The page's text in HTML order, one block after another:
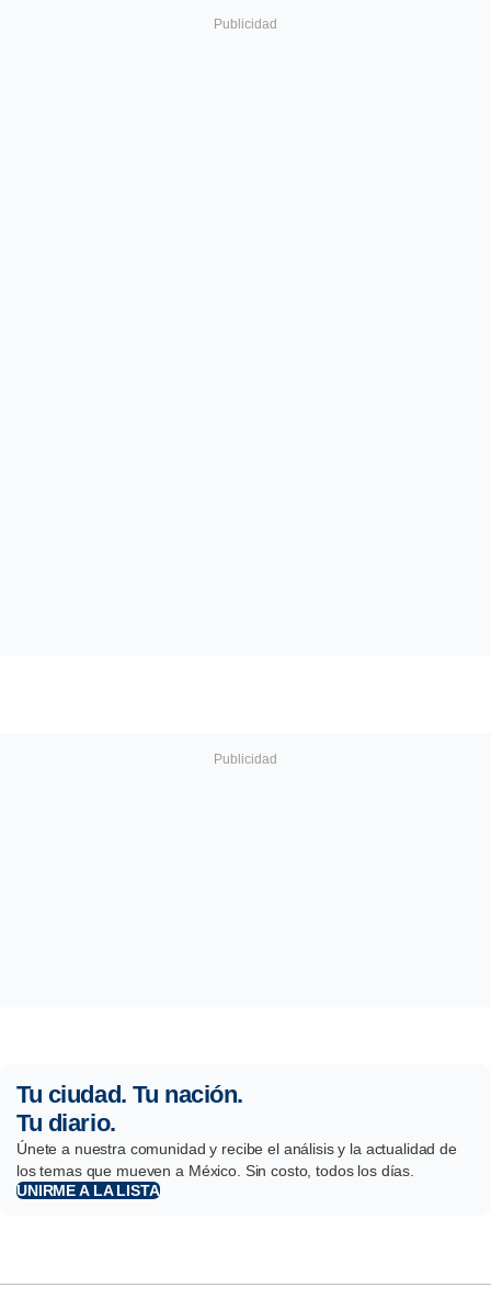
Tu ciudad. Tu nación.
Tu diario.
Únete a nuestra comunidad y recibe el análisis y la actualidad de
los temas que mueven a México. Sin costo, todos los días.
UNIRME A LA LISTA